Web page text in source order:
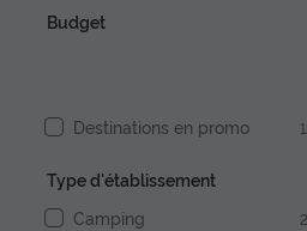
Budget
Destinations en promo
Type d'établissement
Camping